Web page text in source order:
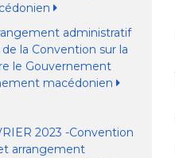
administratif
la Convention sur la
le Gouvernement
macédonien
2023 -Convention
arrangement